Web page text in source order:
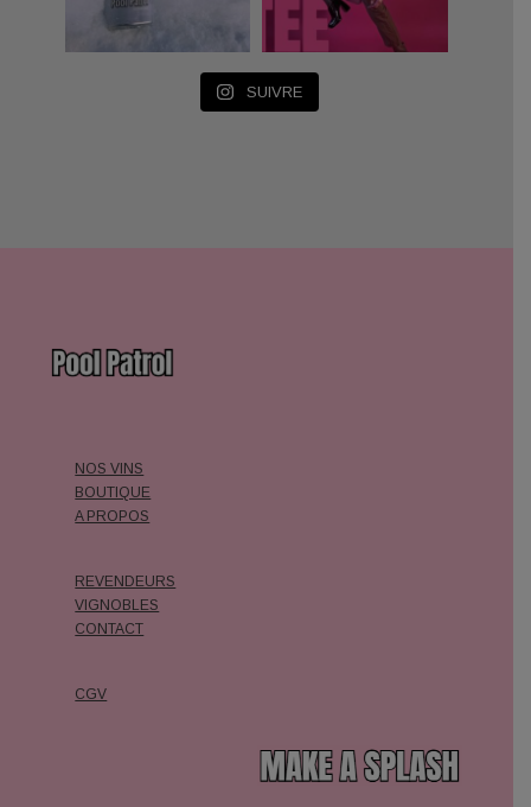
SUIVRE
NOS VINS
BOUTIQUE
A PROPOS
REVENDEURS
VIGNOBLES
CONTACT
CGV